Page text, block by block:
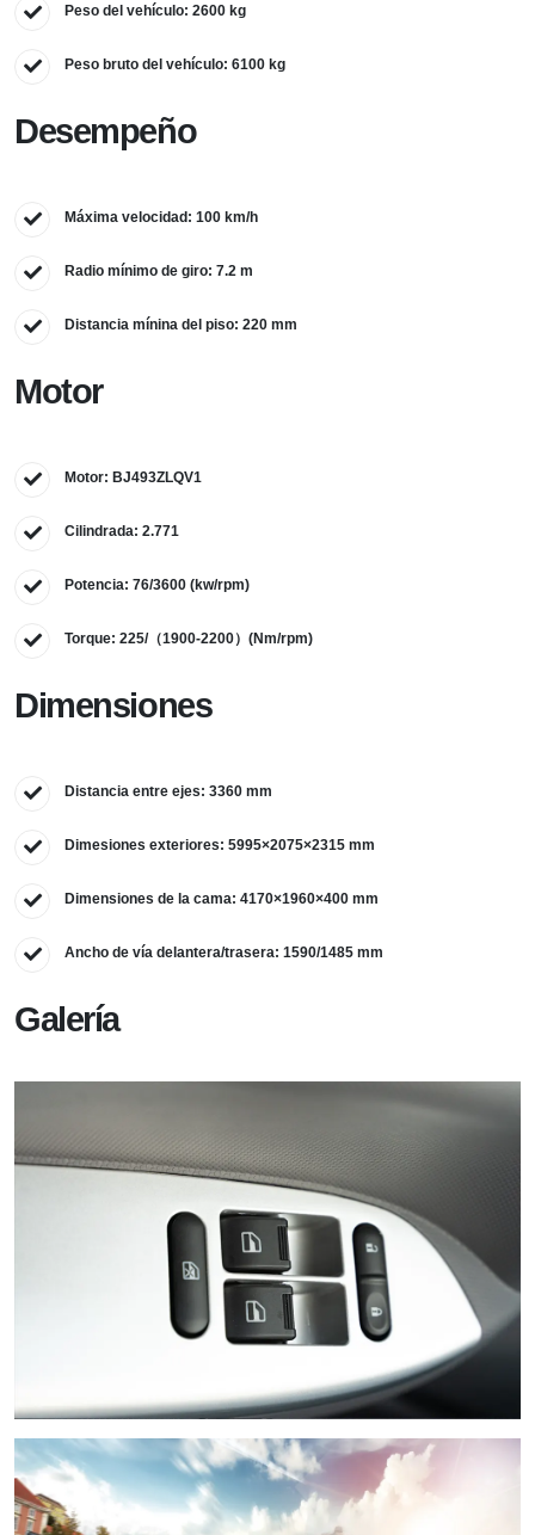
Peso del vehículo: 2600 kg
Peso bruto del vehículo: 6100 kg
Desempeño
Máxima velocidad: 100 km/h
Radio mínimo de giro: 7.2 m
Distancia mínina del piso: 220 mm
Motor
Motor: BJ493ZLQV1
Cilindrada: 2.771
Potencia: 76/3600 (kw/rpm)
Torque: 225/（1900-2200）(Nm/rpm)
Dimensiones
Distancia entre ejes: 3360 mm
Dimesiones exteriores: 5995×2075×2315 mm
Dimensiones de la cama: 4170×1960×400 mm
Ancho de vía delantera/trasera: 1590/1485 mm
Galería